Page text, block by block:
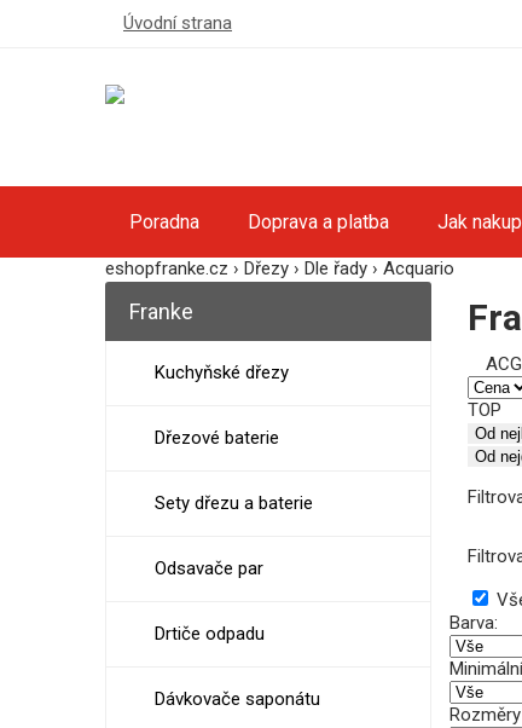
Úvodní strana
Poradna Doprava a platba Jak
eshopfranke.cz › Dřezy › Dle řady › Acquario
TOP
Od
Od
Barva:
Franke
Kuchyňské dřezy
Dřezové baterie
Sety dřezu a baterie
Odsavače par
Drtiče odpadu
Dávkovače saponátu